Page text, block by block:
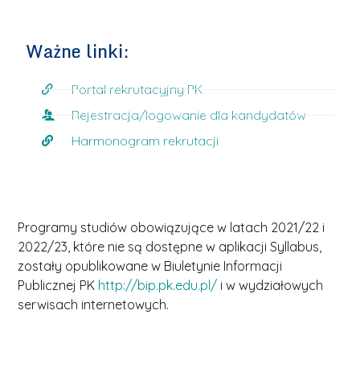
Ważne linki:
Portal rekrutacyjny PK
Rejestracja/logowanie dla kandydatów
Harmonogram rekrutacji
Programy studiów obowiązujące w latach 2021/22 i
2022/23, które nie są dostępne w aplikacji Syllabus,
zostały opublikowane w Biuletynie Informacji
Publicznej PK http://bip.pk.edu.pl/ i w wydziałowych
serwisach internetowych.